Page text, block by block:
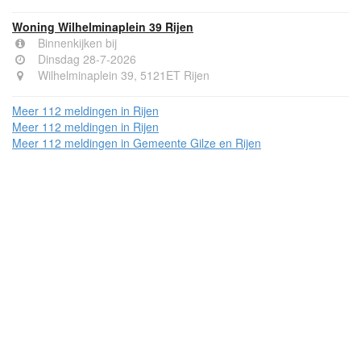
Woning Wilhelminaplein 39 Rijen
Binnenkijken bij
Dinsdag 28-7-2026
Wilhelminaplein 39, 5121ET Rijen
Meer 112 meldingen in Rijen
Meer 112 meldingen in Rijen
Meer 112 meldingen in Gemeente Gilze en Rijen